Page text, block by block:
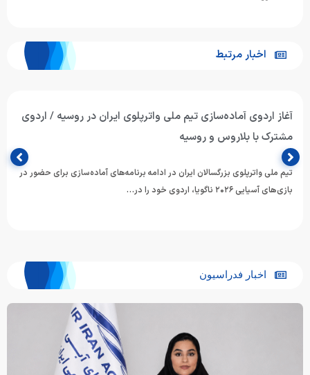
اخبار مرتبط
آغاز اردوی آماده‌سازی تیم ملی واترپلوی ایران در روسیه / اردوی
مشترک با بلاروس و روسیه
تیم ملی واترپلوی بزرگسالان ایران در ادامه برنامه‌های آماده‌سازی برای حضور در
بازی‌های آسیایی ۲۰۲۶ ناگویا، اردوی خود را در…
اخبار فدراسیون